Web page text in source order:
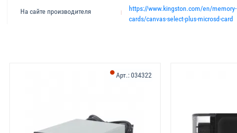
На сайте производителя
https://www.kingston.com/en/memory-
cards/canvas-select-plus-microsd-card
Арт.:034322